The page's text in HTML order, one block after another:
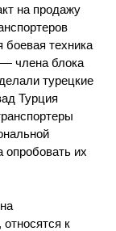
на продажу
техника
— члена блока
турецкие
Турция
их
к